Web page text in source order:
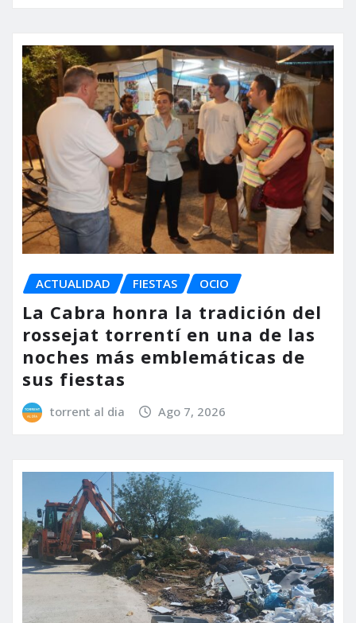
ACTUALIDAD FIESTAS OCIO
La Cabra honra la tradición del
rossejat torrentí en una de las
noches más emblemáticas de
sus fiestas
torrent al dia Ago 7, 2026